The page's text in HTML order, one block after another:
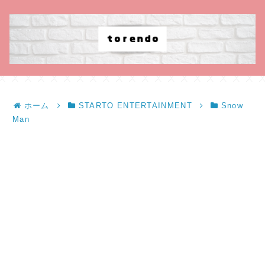
ホーム STARTO ENTERTAINMENT
Snow
Man